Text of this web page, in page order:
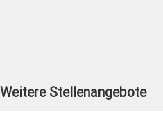
Weitere Stellenangebote